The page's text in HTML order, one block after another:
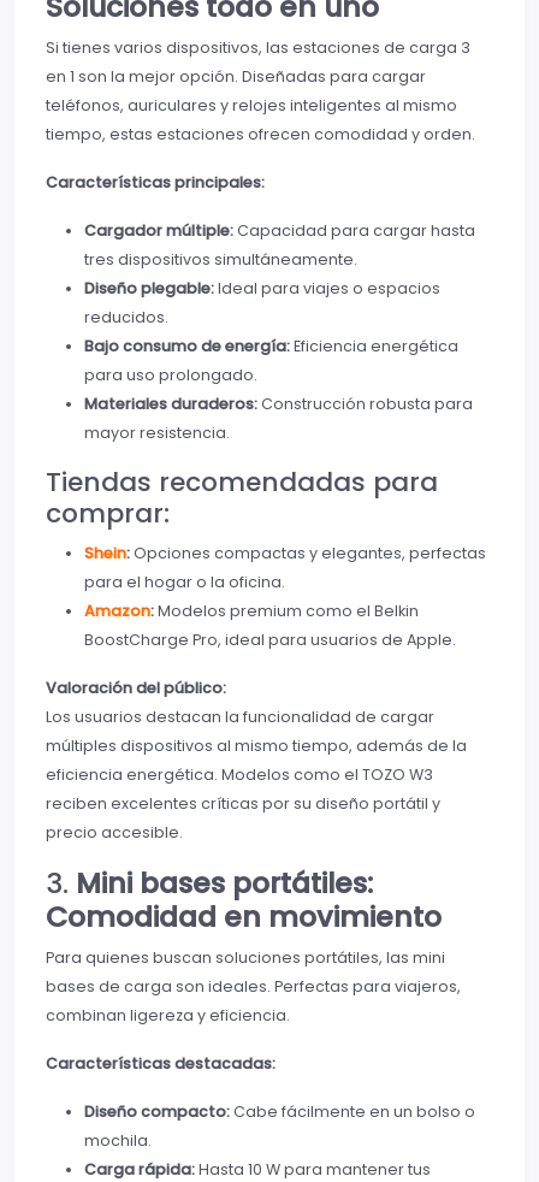
Si tienes varios dispositivos, las estaciones de carga 3
en 1 son la mejor opción. Diseñadas para cargar
teléfonos, auriculares y relojes inteligentes al mismo
tiempo, estas estaciones ofrecen comodidad y orden.
Características principales:
Cargador múltiple:Capacidad para cargar hasta
tres dispositivos simultáneamente.
Diseño plegable:Ideal para viajes o espacios
reducidos.
Bajo consumo de energía:Eficiencia energética
para uso prolongado.
Materiales duraderos:Construcción robusta para
mayor resistencia.
Tiendas recomendadas para
comprar:
Shein:Opciones compactas y elegantes, perfectas
para el hogar o la oficina.
Amazon:Modelos premium como el Belkin
BoostCharge Pro, ideal para usuarios de Apple.
Valoración del público:
Los usuarios destacan la funcionalidad de cargar
múltiples dispositivos al mismo tiempo, además de la
eficiencia energética. Modelos como el TOZO W3
reciben excelentes críticas por su diseño portátil y
precio accesible.
3. Mini bases portátiles:
Comodidad en movimiento
Para quienes buscan soluciones portátiles, las mini
bases de carga son ideales. Perfectas para viajeros,
combinan ligereza y eficiencia.
Características destacadas:
Diseño compacto:Cabe fácilmente en un bolso o
mochila.
Carga rápida:Hasta 10 W para mantener tus